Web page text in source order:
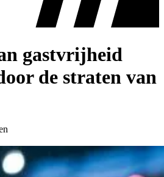
gastvrijheid
de straten van